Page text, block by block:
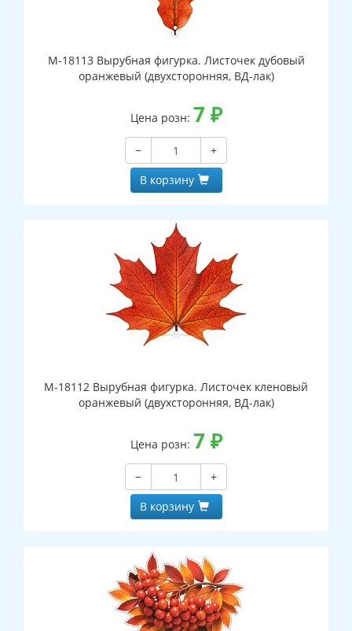
М-18113 Вырубная фигурка. Листочек дубовый
оранжевый (двухсторонняя, ВД-лак)
Цена розн: 7 ₽
−
+
В корзину
М-18112 Вырубная фигурка. Листочек кленовый
оранжевый (двухсторонняя, ВД-лак)
Цена розн: 7 ₽
−
+
В корзину